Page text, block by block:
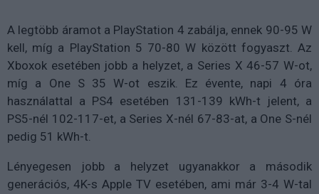
A legtöbb áramot a PlayStation 4 zabálja, ennek 90-95 W
kell, míg a PlayStation 5 70-80 W között fogyaszt. Az
Xboxok esetében jobb a helyzet, a Series X 46-57 W-ot,
míg a One S 35 W-ot eszik. Ez évente, napi 4 óra
használattal a PS4 esetében 131-139 kWh-t jelent, a
PS5-nél 102-117-et, a Series X-nél 67-83-at, a One S-nél
pedig 51 kWh-t.
Lényegesen jobb a helyzet ugyanakkor a második
generációs, 4K-s Apple TV esetében, ami már 3-4 W-tal